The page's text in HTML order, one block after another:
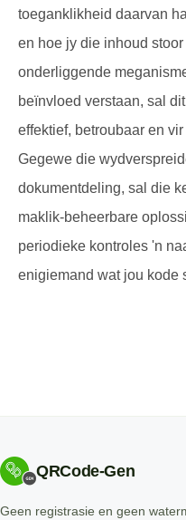
toeganklikheid daarvan
en hoe jy die inhoud
onderliggende
beïnvloed verstaan, sal
effektief, betroubaar en
Gegewe die
dokumentdeling, sal die
maklik-beheerbare
periodieke kontroles 'n
enigiemand wat jou kode
QRCode-Gen
Geen registrasie en geen